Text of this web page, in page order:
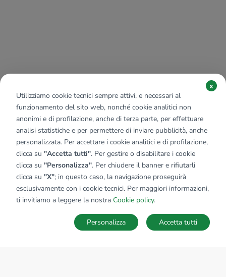
SALVA RICERCA
Utilizziamo cookie tecnici sempre attivi, e necessari al
funzionamento del sito web, nonché cookie analitici non
anonimi e di profilazione, anche di terza parte, per effettuare
analisi statistiche e per permettere di inviare pubblicità, anche
personalizzata. Per accettare i cookie analitici e di profilazione,
clicca su "Accetta tutti". Per gestire o disabilitare i cookie
clicca su "Personalizza". Per chiudere il banner e rifiutarli
clicca su "X"; in questo caso, la navigazione proseguirà
esclusivamente con i cookie tecnici. Per maggiori informazioni,
ti invitiamo a leggere la nostra Cookie policy.
x
Accetta tutti
Personalizza